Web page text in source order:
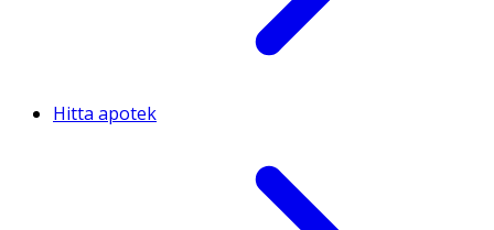
Hitta apotek